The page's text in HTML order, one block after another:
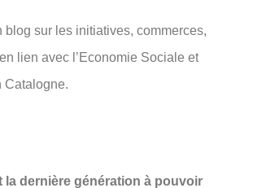
blog sur les initiatives, commerces,
lien avec l’Economie Sociale et
Catalogne.
la dernière génération à pouvoir